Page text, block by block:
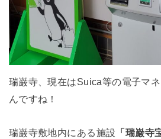
瑞巌寺、現在はSuica等の電子マ
んですね！
瑞巌寺敷地内にある施設 「瑞巌寺